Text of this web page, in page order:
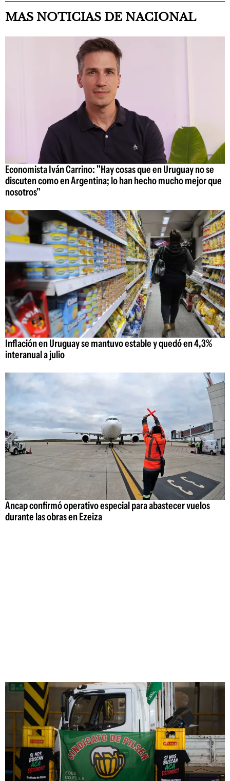
MAS NOTICIAS DE NACIONAL
Economista Iván Carrino: "Hay cosas que en Uruguay no se
discuten como en Argentina; lo han hecho mucho mejor que
nosotros"
Inflación en Uruguay se mantuvo estable y quedó en 4,3%
interanual a julio
Ancap confirmó operativo especial para abastecer vuelos
durante las obras en Ezeiza